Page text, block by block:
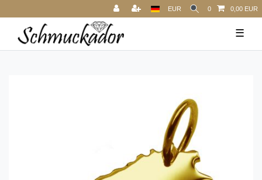
EUR 0 0,00 EUR
☰